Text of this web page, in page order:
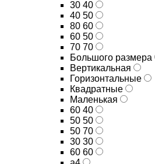
30 40
40 50
80 60
60 50
70 70
Большого размера
Вертикальная
Горизонтальные
Квадратные
Маленькая
60 40
50 50
50 70
30 30
60 60